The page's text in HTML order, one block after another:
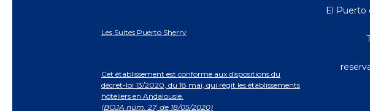
Les Suites Puerto Sherry
Cet établissement est conforme aux dispositions du
décret-loi 13/2020, du 18 mai, qui régit les établissements
hôteliers en Andalousie.
(BOJA núm. 27, de 18/05/2020)
El Puerto